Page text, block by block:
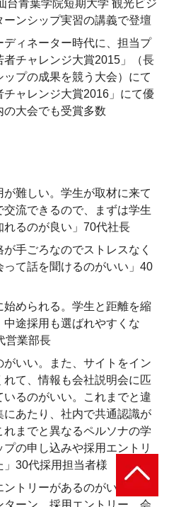
台青葉学院短期大学 観光ビジ
ンシップ実習の講義で登壇
ィネーター時代に、担当プ
者チャレンジ大賞2015」（長
プの成果を競う大会）にて
ャレンジ大賞2016」にて優
大会でも受賞多数
が難しい。学生が取材に来て
交流できるので、まずは学生
るのが良い」70代社長
が手ごろなのでストレスなく
て話を聞けるのがいい」40
始められる。学生と距離を縮
途採用も選ばれやすくな
営業部長
がいい。また、サイトをイン
れて、情報も会社説明会に匹
るのがいい。これまでと違
にあたり、社内で共通認識が
までと異なるペルソナの学
の申し込みや採用エントリ
」30代採用担当者様
ントリーがあるのがいい。1つ
ーン、採用エントリー、会